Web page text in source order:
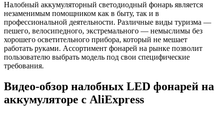
Налобный аккумуляторный светодиодный фонарь является
незаменимым помощником как в быту, так и в
профессиональной деятельности. Различные виды туризма —
пешего, велосипедного, экстремального — немыслимы без
хорошего осветительного прибора, который не мешает
работать руками. Ассортимент фонарей на рынке позволит
пользователю выбрать модель под свои специфические
требования.
Видео-обзор налобных LED фонарей на
аккумуляторе с AliExpress